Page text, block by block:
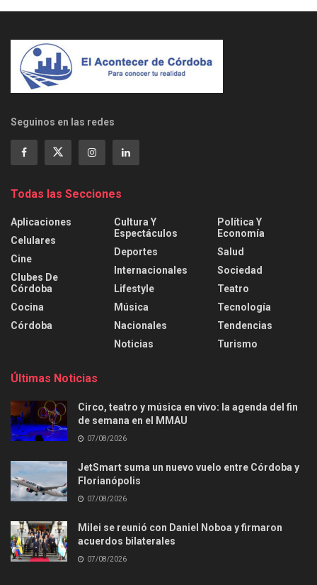
Seguinos en las redes
Todas las Secciones
Aplicaciones
Celulares
Cine
Clubes De
Córdoba
Cocina
Córdoba
Cultura Y
Espectáculos
Deportes
Internacionales
Lifestyle
Música
Nacionales
Noticias
Política Y
Economía
Salud
Sociedad
Teatro
Tecnología
Tendencias
Turismo
Últimas Noticias
Circo, teatro y música en vivo: la agenda del fin
de semana en el MMAU
07/08/2026
JetSmart suma un nuevo vuelo entre Córdoba y
Florianópolis
07/08/2026
Milei se reunió con Daniel Noboa y firmaron
acuerdos bilaterales
07/08/2026